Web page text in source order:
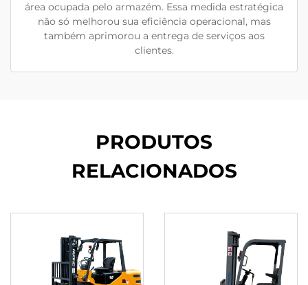
área ocupada pelo armazém. Essa medida estratégica
não só melhorou sua eficiência operacional, mas
também aprimorou a entrega de serviços aos
clientes.
PRODUTOS
RELACIONADOS